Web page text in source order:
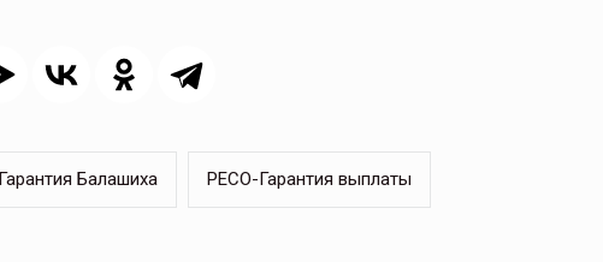
Балашиха РЕСО-Гарантия выплаты